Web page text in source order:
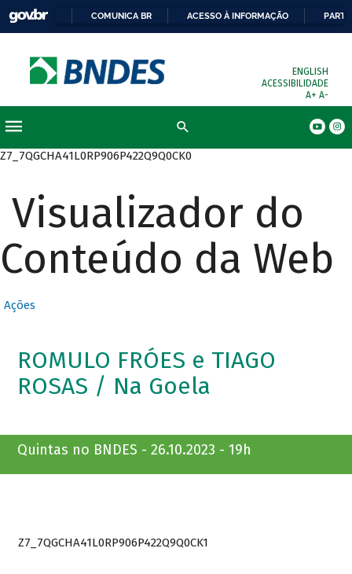
COMUNICA BR ACESSO À INFORMAÇÃO
ENGLISH
ACESSIBILIDADE
A+ A-
Z7_7QGCHA41L0RP906P422Q9Q0CK0
Visualizador do
Conteúdo da Web
Ações
ROMULO FRÓES e TIAGO
ROSAS / Na Goela
Quintas no BNDES - 26.10.2023 - 19h
Z7_7QGCHA41L0RP906P422Q9Q0CK1